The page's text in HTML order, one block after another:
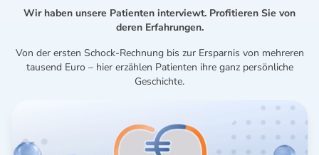
Wir haben unsere Patienten interviewt. Profitieren Sie von
deren Erfahrungen.
Von der ersten Schock-Rechnung bis zur Ersparnis von mehreren
tausend Euro – hier erzählen Patienten ihre ganz persönliche
Geschichte.